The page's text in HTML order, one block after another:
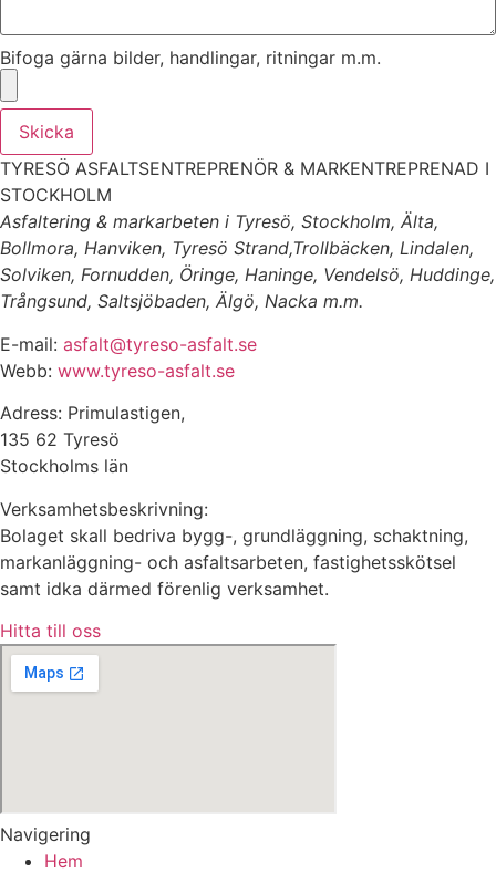
Bifoga gärna bilder, handlingar, ritningar m.m.
Skicka
TYRESÖ ASFALTSENTREPRENÖR & MARKENTREPRENAD I
STOCKHOLM
Asfaltering & markarbeten i Tyresö, Stockholm, Älta,
Bollmora, Hanviken, Tyresö Strand,Trollbäcken, Lindalen,
Solviken, Fornudden, Öringe, Haninge, Vendelsö, Huddinge,
Trångsund, Saltsjöbaden, Älgö, Nacka m.m.
E-mail: asfalt@tyreso-asfalt.se
Webb: www.tyreso-asfalt.se
Adress: Primulastigen,
135 62 Tyresö
Stockholms län
Verksamhetsbeskrivning:
Bolaget skall bedriva bygg-, grundläggning, schaktning,
markanläggning- och asfaltsarbeten, fastighetsskötsel
samt idka därmed förenlig verksamhet.
Hitta till oss
Navigering
Hem